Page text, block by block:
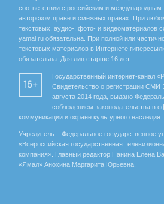
соответствии с российским и международным
авторском праве и смежных правах. При
текстовых, аудио-, фото- и видеоматериалов
yamal.ru обязательна. При полной или
текстовых материалов в Интернете
обязательна. Для лиц старше 16 лет.
16+
Государственный интернет-канал
Свидетельство о регистрации
августа 2014 года, выдано
соблюдением законодательства в
коммуникаций и охране культурного наследия.
Учредитель – Федеральное государственное
«Всероссийская государственная
компания». Главный редактор Панина Елена
«Ямал» Анохина Маргарита Юрьевна.